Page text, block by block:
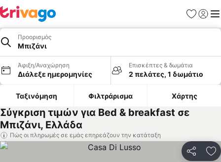
Προορισμός
Μπιζάνι
Άφιξη/Αναχώρηση
Διάλεξε ημερομηνίες
Επισκέπτες & δωμάτια
2 πελάτες, 1 δωμάτιο
Ταξινόμηση Φιλτράρισμα Χάρτης
Σύγκριση τιμών για Bed & breakfast σε
Μπιζάνι, Ελλάδα
Πώς οι πληρωμές σε εμάς επηρεάζουν την κατάταξη